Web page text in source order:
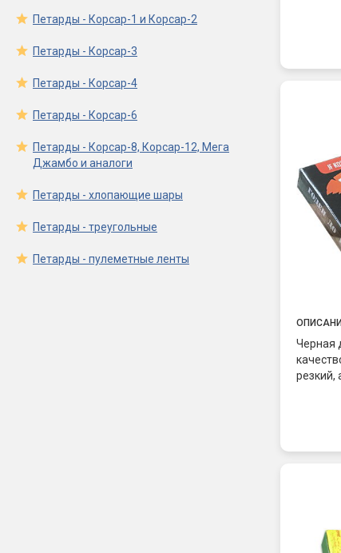
Петарды - Корсар-1 и Корсар-2
Петарды - Корсар-3
Петарды - Корсар-4
Петарды - Корсар-6
Петарды - Корсар-8, Корсар-12, Мега
Джамбо и аналоги
Петарды - хлопающие шары
Петарды - треугольные
Петарды - пулеметные ленты
Черная
резкий,